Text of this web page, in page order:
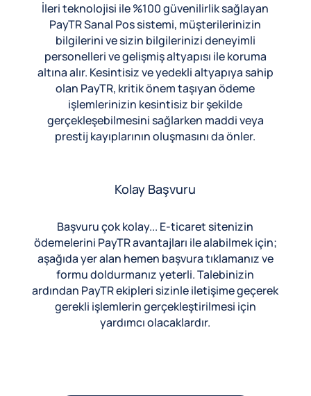
İleri teknolojisi ile %100 güvenilirlik sağlayan
PayTR Sanal Pos sistemi, müşterilerinizin
bilgilerini ve sizin bilgilerinizi deneyimli
personelleri ve gelişmiş altyapısı ile koruma
altına alır. Kesintisiz ve yedekli altyapıya sahip
olan PayTR, kritik önem taşıyan ödeme
işlemlerinizin kesintisiz bir şekilde
gerçekleşebilmesini sağlarken maddi veya
prestij kayıplarının oluşmasını da önler.
Kolay Başvuru
Başvuru çok kolay... E-ticaret sitenizin
ödemelerini PayTR avantajları ile alabilmek için;
aşağıda yer alan hemen başvura tıklamanız ve
formu doldurmanız yeterli. Talebinizin
ardından PayTR ekipleri sizinle iletişime geçerek
gerekli işlemlerin gerçekleştirilmesi için
yardımcı olacaklardır.